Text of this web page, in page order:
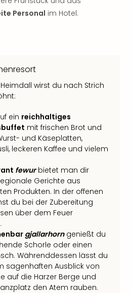
Personal im Hotel.
wirst du nach Strich
ein reichhaltiges
mit frischen Brot und
und Käseplatten,
leckeren Kaffee und vielem
fewurbietet man dir
Gerichte aus
Produkten. In der offenen
du bei der Zubereitung
über dem Feuer
gjallarhorngenießt du
Schorle oder einen
Währenddessen lässt du
sagenhaften Ausblick von
auf die Harzer Berge und
den Atem rauben.